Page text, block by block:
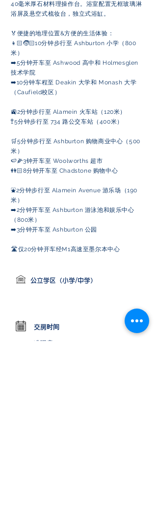
40毫米厚石材料理操作台。浴室配置无框玻璃淋
浴屏及悬空式梳妆台，独立式浴缸。
🏅️便捷的地理位置&方便的生活体验：
👦🏻🧒🏻10分钟步行至 Ashburton 小学（800
米）
➡️5分钟开车至 Ashwood 高中和 Holmesglen
技术学院
➡️10分钟车程至 Deakin 大学和 Monash 大学
（Caufield校区）
🚉2分钟步行至 Alamein 火车站（120米）
🚏5分钟步行至 734 路公交车站（400米）
🛒5分钟步行至 Ashburton 购物商业中心（500
米）
🍉🌽3钟开车至 Woolworths 超市
👭🏻8分钟开车至 Chadstone 购物中心
⛲️2分钟步行至 Alamein Avenue 游乐场（190
米）
➡️2分钟开车至 Ashburton 游泳池和娱乐中心
（800米）
➡️3分钟开车至 Ashburton 公园
🛣️仅20分钟开车经M1高速至墨尔本中心
公立学区（小学/中学）
交房时间
准现房